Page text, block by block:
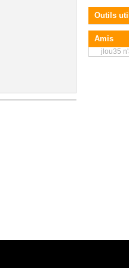
Outils
Amis
jlou35